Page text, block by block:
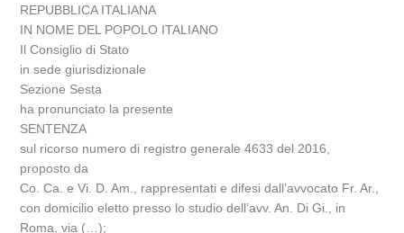
REPUBBLICA ITALIANA
IN NOME DEL POPOLO ITALIANO
Il Consiglio di Stato
in sede giurisdizionale
Sezione Sesta
ha pronunciato la presente
SENTENZA
sul ricorso numero di registro generale 4633 del 2016,
proposto da
Co. Ca. e Vi. D. Am., rappresentati e difesi dall’avvocato Fr. Ar.,
con domicilio eletto presso lo studio dell’avv. An. Di Gi., in
Roma, via (…);